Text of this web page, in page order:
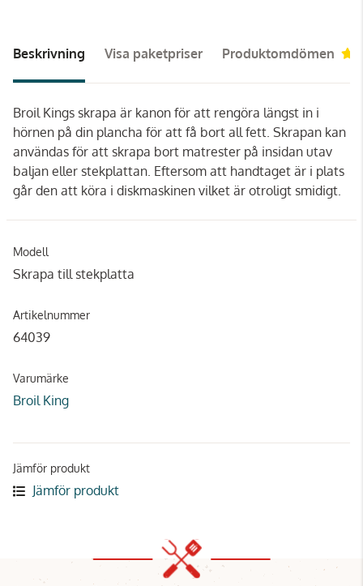
Beskrivning Visa paketpriser Produktomdömen
Broil Kings skrapa är kanon för att rengöra längst in i
hörnen på din plancha för att få bort all fett. Skrapan kan
användas för att skrapa bort matrester på insidan utav
baljan eller stekplattan. Eftersom att handtaget är i plats
går den att köra i diskmaskinen vilket är otroligt smidigt.
Modell
Skrapa till stekplatta
Artikelnummer
64039
Varumärke
Broil King
Jämför produkt
Jämför produkt